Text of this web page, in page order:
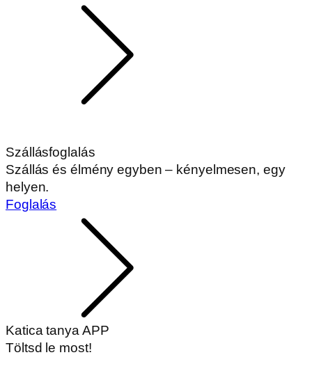
Szállásfoglalás
Szállás és élmény egyben – kényelmesen, egy
helyen.
Foglalás
Katica tanya APP
Töltsd le most!